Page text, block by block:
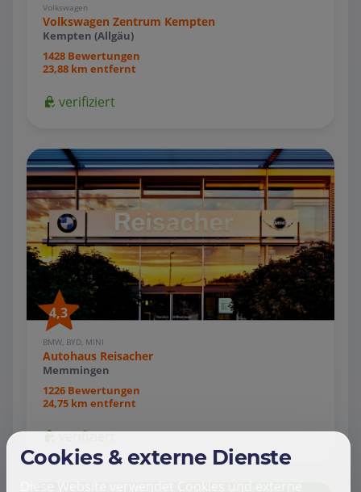
Volkswagen
Volkswagen Zentrum Kempten
Kempten (Allgäu)
1428 Bewertungen
23,88 km entfernt
verifiziert
4,3
BMW, BYD, MINI
Autohaus Reisacher
Memmingen
1226 Bewertungen
24,75 km entfernt
verifiziert
Cookies & externe Dienste